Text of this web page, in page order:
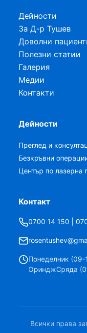
Дейности
За Д-р Тушев
Доволни
Полезни статии
Галерия
Медии
Контакти
Дейности
Преглед и
Безкръвни
Център по лазерна
Контакт
0700 14 150 |
Понеделник
ОринджСряда
Всички права